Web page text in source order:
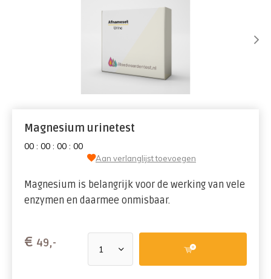
Magnesium urinetest
00 : 00 : 00 : 00
Aan verlanglijst toevoegen
Magnesium is belangrijk voor de werking van vele
enzymen en daarmee onmisbaar.
€ 49,-